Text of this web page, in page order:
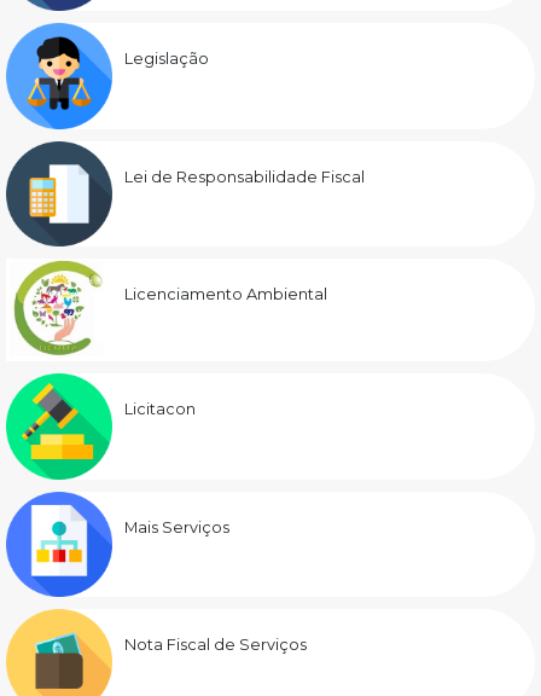
Legislação
Lei de Responsabilidade Fiscal
Licenciamento Ambiental
Licitacon
Mais Serviços
Nota Fiscal de Serviços